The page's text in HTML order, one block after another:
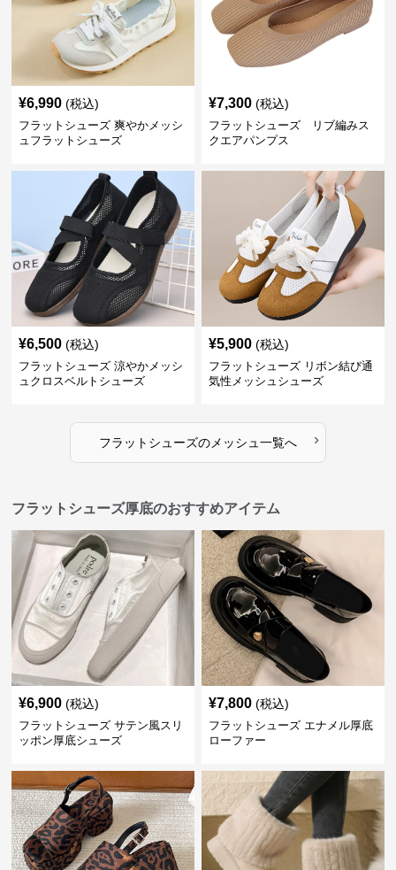
¥6,990 (税込)
フラットシューズ 爽やかメッシ
ュフラットシューズ
¥7,300 (税込)
フラットシューズ リブ編みス
クエアパンプス
¥6,500 (税込)
フラットシューズ 涼やかメッシ
ュクロスベルトシューズ
¥5,900 (税込)
フラットシューズ リボン結び通
気性メッシュシューズ
フラットシューズのメッシュ 一覧へ ›
フラットシューズ厚底のおすすめアイテム
¥6,900 (税込)
フラットシューズ サテン風スリ
ッポン厚底シューズ
¥7,800 (税込)
フラットシューズ エナメル厚底
ローファー